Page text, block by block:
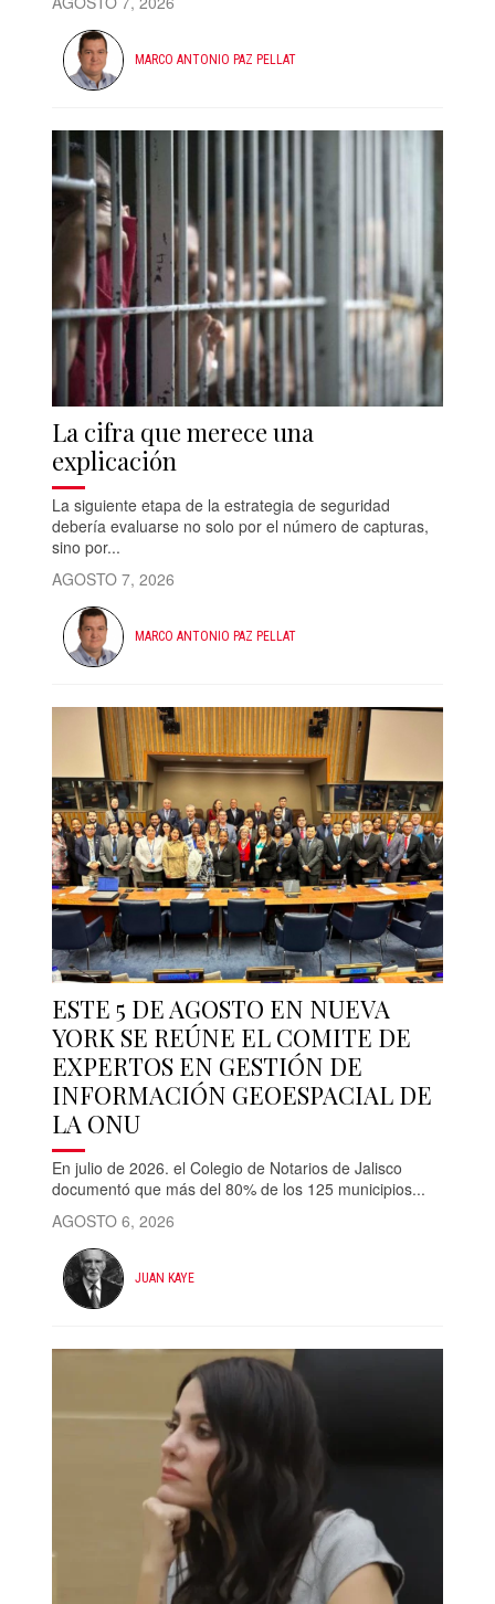
MARCO ANTONIO PAZ PELLAT
La cifra que merece una
explicación
La siguiente etapa de la estrategia de seguridad
debería evaluarse no solo por el número de capturas,
sino por...
AGOSTO 7, 2026
MARCO ANTONIO PAZ PELLAT
ESTE 5 DE AGOSTO EN NUEVA
YORK SE REÚNE EL COMITE DE
EXPERTOS EN GESTIÓN DE
INFORMACIÓN GEOESPACIAL DE
LA ONU
En julio de 2026. el Colegio de Notarios de Jalisco
documentó que más del 80% de los 125 municipios...
AGOSTO 6, 2026
JUAN KAYE